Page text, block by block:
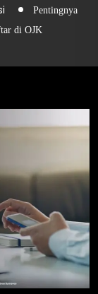
Pentingnya
di OJK